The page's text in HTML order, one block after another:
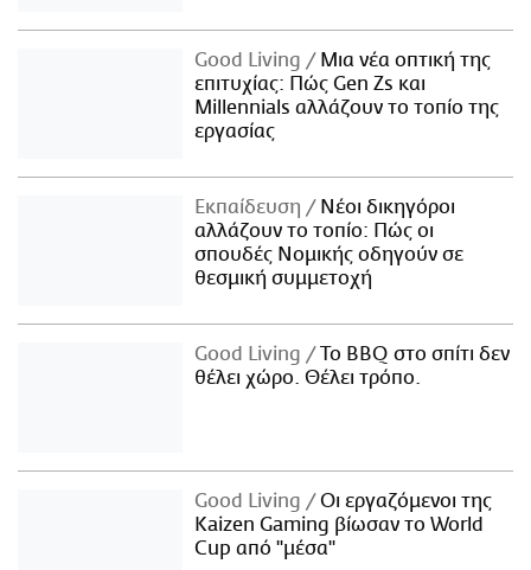
Good Living
Μια νέα οπτική της
επιτυχίας: Πώς Gen Zs και
Millennials αλλάζουν το τοπίο της
εργασίας
Εκπαίδευση
Νέοι δικηγόροι
αλλάζουν το τοπίο: Πώς οι
σπουδές Νομικής οδηγούν σε
θεσμική συμμετοχή
Good Living
Το BBQ στο σπίτι δεν
θέλει χώρο. Θέλει τρόπο.
Good Living
Οι εργαζόμενοι της
Kaizen Gaming βίωσαν το World
Cup από "μέσα"